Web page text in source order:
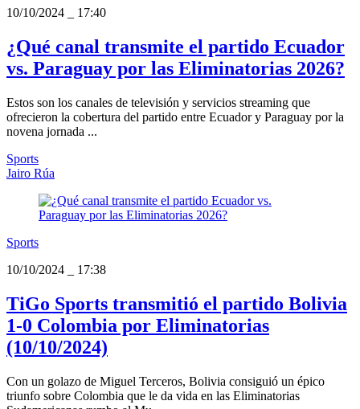
10/10/2024
17:40
¿Qué canal transmite el partido Ecuador
vs. Paraguay por las Eliminatorias 2026?
Estos son los canales de televisión y servicios streaming que
ofrecieron la cobertura del partido entre Ecuador y Paraguay por la
novena jornada ...
Sports
Jairo Rúa
Sports
10/10/2024
17:38
TiGo Sports transmitió el partido Bolivia
1-0 Colombia por Eliminatorias
(10/10/2024)
Con un golazo de Miguel Terceros, Bolivia consiguió un épico
triunfo sobre Colombia que le da vida en las Eliminatorias